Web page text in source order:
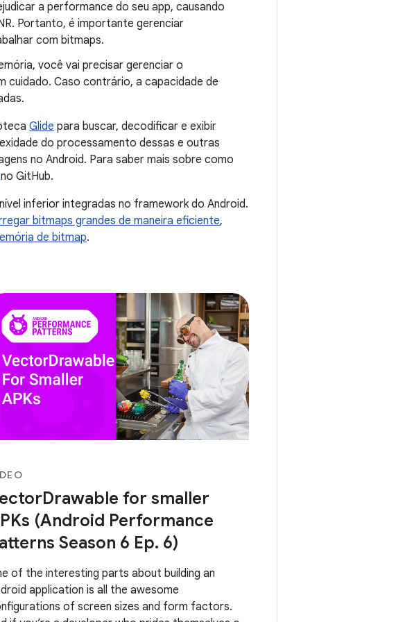
a performance do seu app, causando
Portanto, é importante gerenciar
com bitmaps.
você vai precisar gerenciar o
cuidado. Caso contrário, a capacidade de
Glide para buscar, decodificar e exibir
do processamento dessas e outras
no Android. Para saber mais sobre como
no GitHub.
inferior integradas no framework do Android.
bitmaps grandes de maneira eficiente,
de bitmap.
for smaller
(Android Performance
Season 6 Ep. 6)
of the interesting parts about building an
application is all the awesome
of screen sizes and form factors.